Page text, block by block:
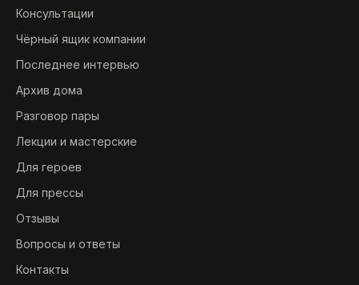
Консультации
Чёрный ящик компании
Последнее интервью
Архив дома
Разговор пары
Лекции и мастерские
Для героев
Для прессы
Отзывы
Вопросы и ответы
Контакты